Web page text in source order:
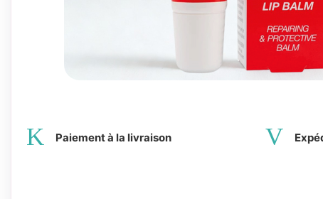
Paiement à la livraison